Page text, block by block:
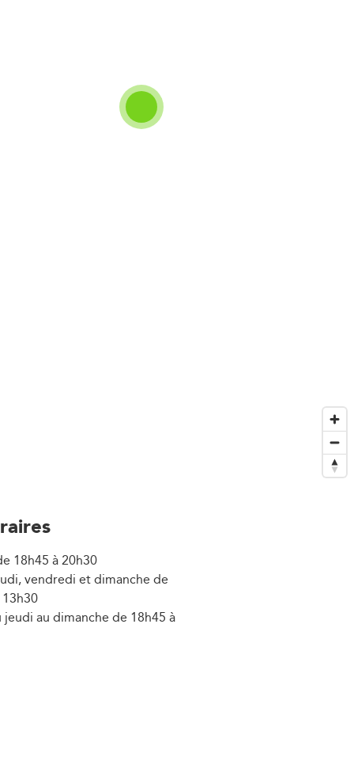
18h45 à 20h30
vendredi et dimanche de
jeudi au dimanche de 18h45 à